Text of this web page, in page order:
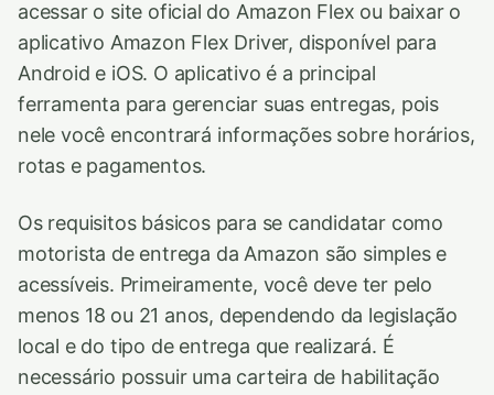
acessar o site oficial do Amazon Flex ou baixar o
aplicativo Amazon Flex Driver, disponível para
Android e iOS. O aplicativo é a principal
ferramenta para gerenciar suas entregas, pois
nele você encontrará informações sobre horários,
rotas e pagamentos.
Os requisitos básicos para se candidatar como
motorista de entrega da Amazon são simples e
acessíveis. Primeiramente, você deve ter pelo
menos 18 ou 21 anos, dependendo da legislação
local e do tipo de entrega que realizará. É
necessário possuir uma carteira de habilitação